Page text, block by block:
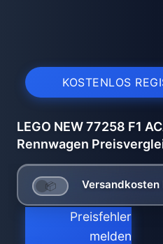
KOSTENLOS
LEGO NEW 77258 F1
Rennwagen
Preisfehler
melden